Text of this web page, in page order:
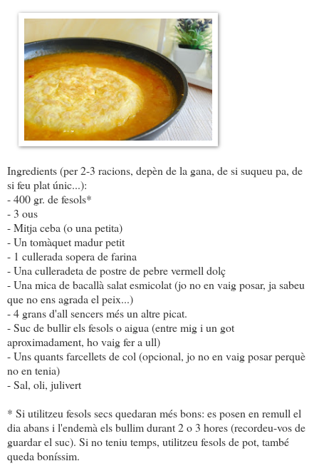
Ingredients (per 2-3 racions, depèn de la gana, de si suqueu pa, de
si feu plat únic...):
- 400 gr. de fesols*
- 3 ous
- Mitja ceba (o una petita)
- Un tomàquet madur petit
- 1 cullerada sopera de farina
- Una culleradeta de postre de pebre vermell dolç
- Una mica de bacallà salat esmicolat (jo no en vaig posar, ja sabeu
que no ens agrada el peix...)
- 4 grans d'all sencers més un altre picat.
- Suc de bullir els fesols o aigua (entre mig i un got
aproximadament, ho vaig fer a ull)
- Uns quants farcellets de col (opcional, jo no en vaig posar perquè
no en tenia)
- Sal, oli, julivert
* Si utilitzeu fesols secs quedaran més bons: es posen en remull el
dia abans i l'endemà els bullim durant 2 o 3 hores (recordeu-vos de
guardar el suc). Si no teniu temps, utilitzeu fesols de pot, també
queda boníssim.